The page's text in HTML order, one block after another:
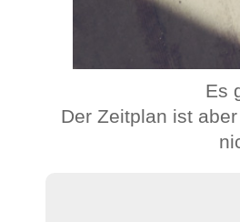
Es
Der Zeitplan ist